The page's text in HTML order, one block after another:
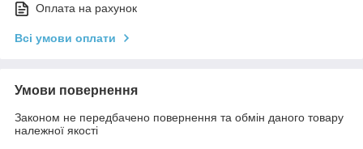
Оплата на рахунок
Всі умови оплати
Умови повернення
Законом не передбачено повернення та обмін даного товару
належної якості